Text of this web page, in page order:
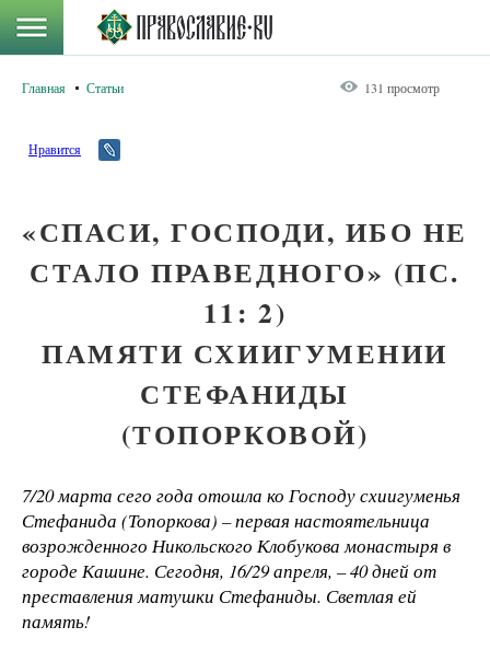
Главная Статьи 131 просмотр
Нравится
«СПАСИ, ГОСПОДИ, ИБО НЕ
СТАЛО ПРАВЕДНОГО» (ПС.
11: 2)
ПАМЯТИ СХИИГУМЕНИИ
СТЕФАНИДЫ
(ТОПОРКОВОЙ)
7/20 марта сего года отошла ко Господу схиигуменья
Стефанида (Топоркова) – первая настоятельница
возрожденного Никольского Клобукова монастыря в
городе Кашине. Сегодня, 16/29 апреля, – 40 дней от
преставления матушки Стефаниды. Светлая ей
память!